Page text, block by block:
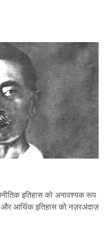
इतिहास को अनावश्यक रूप
आर्थिक इतिहास को नज़रअंदाज़